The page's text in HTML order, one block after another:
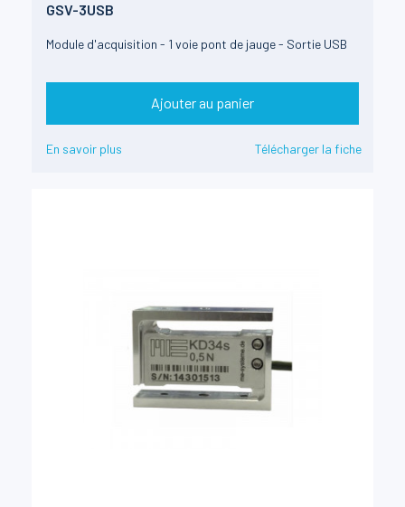
GSV-3USB
Module d'acquisition - 1 voie pont de jauge - Sortie USB
Ajouter au panier
En savoir plus Télécharger la fiche